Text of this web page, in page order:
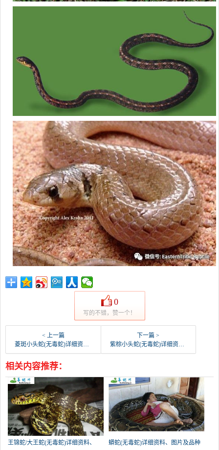
0
写的不错，赞一个！
< 上一篇
菱斑小头蛇(无毒蛇)详细资料、图片及品种介绍
下一篇 >
紫棕小头蛇(无毒蛇)详细资料、图片及品种介绍
相关内容推荐：
王锦蛇/大王蛇(无毒蛇)详细资料、 蟒蛇(无毒蛇)详细资料、图片及品种